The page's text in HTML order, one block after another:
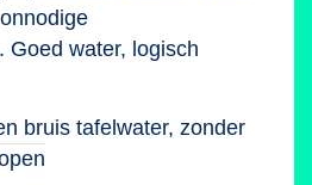
Goed water, logisch
bruis tafelwater, zonder